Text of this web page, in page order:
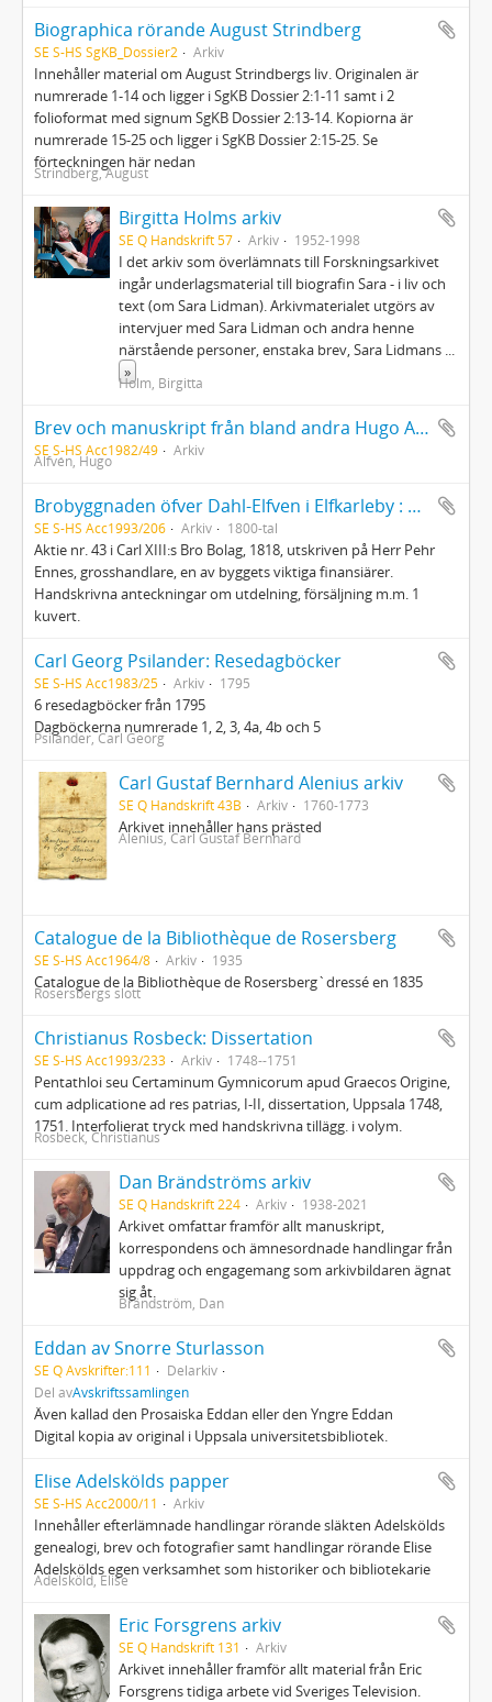
Biographica rörande August Strindberg
SE S-HS SgKB_Dossier2 Arkiv
Innehåller material om August Strindbergs liv. Originalen är
numrerade 1-14 och ligger i SgKB Dossier 2:1-11 samt i 2
folioformat med signum SgKB Dossier 2:13-14. Kopiorna är
numrerade 15-25 och ligger i SgKB Dossier 2:15-25. Se
förteckningen här nedan
Strindberg, August
Birgitta Holms arkiv
SE Q Handskrift 57 Arkiv 1952-1998
I det arkiv som överlämnats till Forskningsarkivet
ingår underlagsmaterial till biografin Sara - i liv och
text (om Sara Lidman). Arkivmaterialet utgörs av
intervjuer med Sara Lidman och andra henne
närstående personer, enstaka brev, Sara Lidmans ...
»
Holm, Birgitta
Brev och manuskript från bland andra Hugo Alfén, Alfred Berg, John Forsell och Felix Körling
SE S-HS Acc1982/49 Arkiv
Alfvén, Hugo
Brobyggnaden öfver Dahl-Elfven i Elfkarleby : Aktie
SE S-HS Acc1993/206 Arkiv 1800-tal
Aktie nr. 43 i Carl XIII:s Bro Bolag, 1818, utskriven på Herr Pehr
Ennes, grosshandlare, en av byggets viktiga finansiärer.
Handskrivna anteckningar om utdelning, försäljning m.m. 1
kuvert.
Carl Georg Psilander: Resedagböcker
SE S-HS Acc1983/25 Arkiv 1795
6 resedagböcker från 1795
Dagböckerna numrerade 1, 2, 3, 4a, 4b och 5
Psilander, Carl Georg
Carl Gustaf Bernhard Alenius arkiv
SE Q Handskrift 43B Arkiv 1760-1773
Arkivet innehåller hans prästed
Alenius, Carl Gustaf Bernhard
Catalogue de la Bibliothèque de Rosersberg
SE S-HS Acc1964/8 Arkiv 1935
Catalogue de la Bibliothèque de Rosersberg`dressé en 1835
Rosersbergs slott
Christianus Rosbeck: Dissertation
SE S-HS Acc1993/233 Arkiv 1748--1751
Pentathloi seu Certaminum Gymnicorum apud Graecos Origine,
cum adplicatione ad res patrias, I-II, dissertation, Uppsala 1748,
1751. Interfolierat tryck med handskrivna tillägg. i volym.
Rosbeck, Christianus
Dan Brändströms arkiv
SE Q Handskrift 224 Arkiv 1938-2021
Arkivet omfattar framför allt manuskript,
korrespondens och ämnesordnade handlingar från
uppdrag och engagemang som arkivbildaren ägnat
sig åt.
Brändström, Dan
Eddan av Snorre Sturlasson
SE Q Avskrifter:111
Delarkiv
Del avAvskriftssamlingen
Även kallad den Prosaiska Eddan eller den Yngre Eddan
Digital kopia av original i Uppsala universitetsbibliotek.
Elise Adelskölds papper
SE S-HS Acc2000/11 Arkiv
Innehåller efterlämnade handlingar rörande släkten Adelskölds
genealogi, brev och fotografier samt handlingar rörande Elise
Adelskölds egen verksamhet som historiker och bibliotekarie
Adelsköld, Elise
Eric Forsgrens arkiv
SE Q Handskrift 131 Arkiv
Arkivet innehåller framför allt material från Eric
Forsgrens tidiga arbete vid Sveriges Television.